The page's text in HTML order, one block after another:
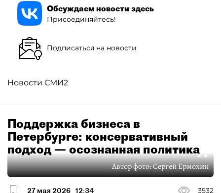
Обсуждаем новости здесь
Присоединяйтесь!
Подписаться на новости
Новости СМИ2
Поддержка бизнеса в
Петербурге: консервативный
подход — осознанная политика
Автор фото:Сергей Ермохин
27 мая 2026 12:34
3532